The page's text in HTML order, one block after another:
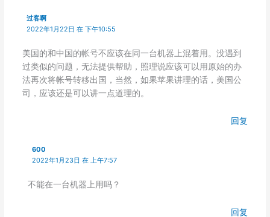
过客啊
2022年1月22日 在 下午10:55
美国的和中国的帐号不应该在同一台机器上混着用。没遇到
过类似的问题，无法提供帮助，照理说应该可以用原始的办
法再次将帐号转移出国，当然，如果苹果讲理的话，美国公
司，应该还是可以讲一点道理的。
回复
600
2022年1月23日 在 上午7:57
不能在一台机器上用吗？
回复